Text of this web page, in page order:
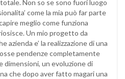
Non so se sono fuori luogo
come la mia può far parte
meglio come funziona
Un mio progetto da
azienda e’ la realizzazione di una
pendenze completamente
dimensioni, un evoluzione di
che dopo aver fatto magari una